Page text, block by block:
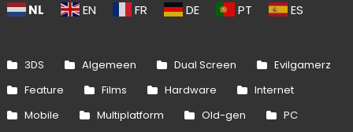
NL EN FR DE PT ES
3DS Algemeen Dual Screen
Evilgamerz
Feature
Films Hardware
Internet
Mobile
Multiplatform Old-gen
PC